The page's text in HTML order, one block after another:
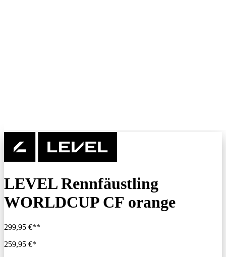
LEVEL Rennfäustling
WORLDCUP CF orange
299,95 €**
259,95 €*